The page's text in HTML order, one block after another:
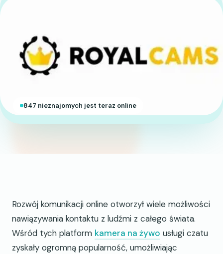
847 nieznajomych jest teraz online
Rozwój komunikacji online otworzył wiele możliwości
nawiązywania kontaktu z ludźmi z całego świata.
Wśród tych platform kamera na żywo usługi czatu
zyskały ogromną popularność, umożliwiając